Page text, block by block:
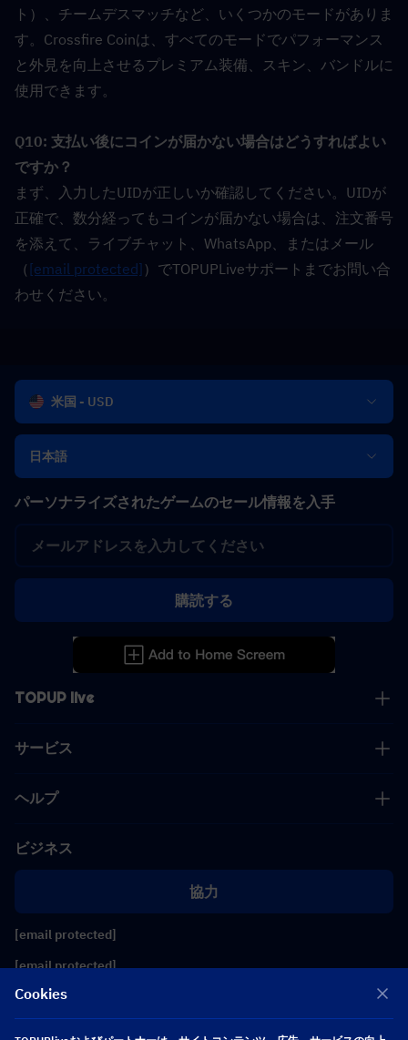
ト）、チームデスマッチなど、いくつかのモードがありま
す。Crossfire Coinは、すべてのモードでパフォーマンス
と外見を向上させるプレミアム装備、スキン、バンドルに
使用できます。
Q10: 支払い後にコインが届かない場合はどうすればよい
ですか？
まず、入力したUIDが正しいか確認してください。UIDが
正確で、数分経ってもコインが届かない場合は、注文番号
を添えて、ライブチャット、WhatsApp、またはメール
（ [email protected] ）でTOPUPLiveサポートまでお問い合
わせください。
米国 - USD
日本語
TOPUP live
サービス
ヘルプ
ビジネス
協力
[email protected]
[email protected]
パーソナライズされたゲームのセール情報を入手
購読する
フォローする
Cookies